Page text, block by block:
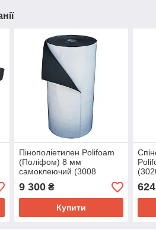
Пінополіетилен Polifoam
(Поліфом) 8 мм
самоклеючий (3008
1,0х25м з клеючим
шаром, рулон 25 кв. м)
9 300₴
Купити
624